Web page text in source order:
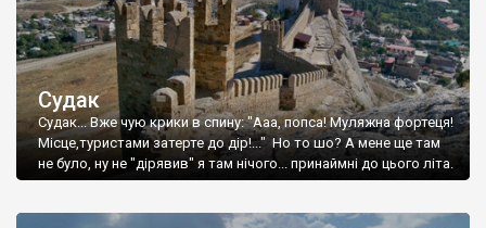
Судак
Судак... Вже чую крики в спину: "Ааа, попса! Муляжна фортеця!
Місце,туристами затерте до дір!..." Но то шо? А мене ще там
не було, ну не "дірявив" я там нічого... принаймні до цього літа.